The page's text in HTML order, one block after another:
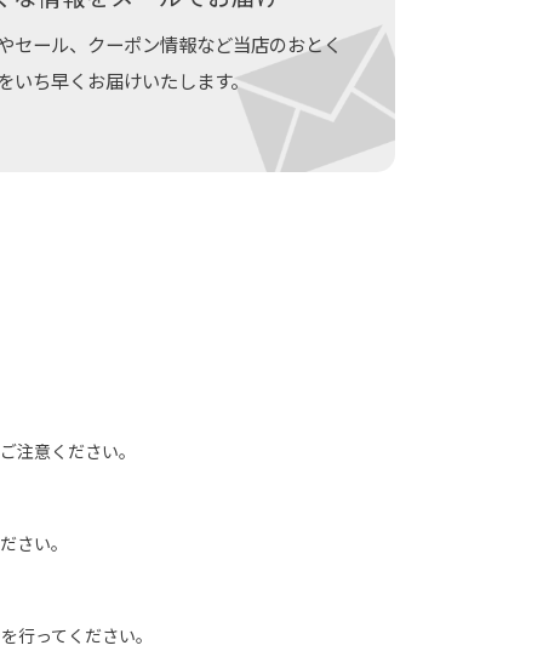
セール、クーポン情報など当店のおとく
いち早くお届けいたします。
注意ください。
さい。
行ってください。